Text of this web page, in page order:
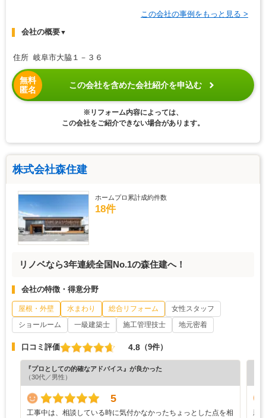
この会社の事例をもっと見る >
会社の概要▼
住所 岐阜市大脇１－３６
無料
匿名
この会社を含めた会社紹介を申込む
※リフォーム内容によっては、
この会社をご紹介できない場合があります。
株式会社森住建
ホームプロ累計成約件数
18件
リノベなら3年連続全国No.1の森住建へ！
会社の特徴・得意分野
屋根・外壁 水まわり 総合リフォーム
女性スタッフ
ショールーム
一級建築士 施工管理技士 地元密着
口コミ評価 4.8 （9件）
『プロとしての的確なアドバイス』が良かった
（30代／男性）
5
工事中は、相談している時に気付かなかったちょっとした点を相
新